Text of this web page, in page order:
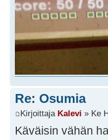
Re: Osumia
Kirjoittaja Kalevi » Ke
Käväisin vähän